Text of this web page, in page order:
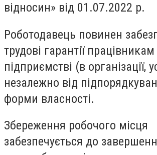
відносин» від 01.07.2022 р.
Роботодавець повинен
трудові гарантії
підприємстві (в організації,
незалежно від
форми власності.
Збереження робочого місця
забезпечується до